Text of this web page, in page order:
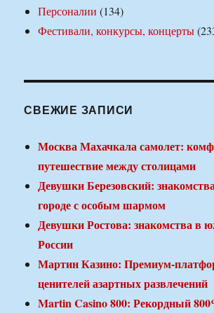
Персоналии (134)
Фестивали, конкурсы, концерты
СВЕЖИЕ ЗАПИСИ
Москва Махачкала самолет:
путешествие между столицами
Девушки Березовский:
городе с особым шармом
Девушки Ростова: знакомства в
России
Мартин Казино: Премиум-
ценителей азартных развлечений
Martin Casino 800: Рекордный